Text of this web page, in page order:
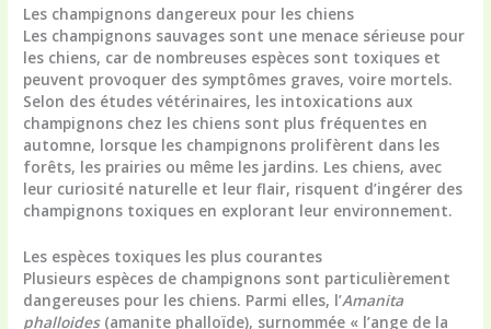
Les champignons dangereux pour les chiens
Les champignons sauvages sont une menace sérieuse pour
les chiens, car de nombreuses espèces sont toxiques et
peuvent provoquer des symptômes graves, voire mortels.
Selon des études vétérinaires, les intoxications aux
champignons chez les chiens sont plus fréquentes en
automne, lorsque les champignons prolifèrent dans les
forêts, les prairies ou même les jardins. Les chiens, avec
leur curiosité naturelle et leur flair, risquent d’ingérer des
champignons toxiques en explorant leur environnement.
Les espèces toxiques les plus courantes
Plusieurs espèces de champignons sont particulièrement
dangereuses pour les chiens. Parmi elles, l’Amanita
phalloides(amanite phalloïde), surnommée « l’ange de la